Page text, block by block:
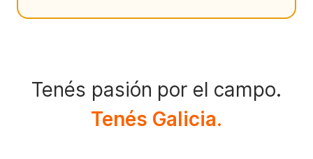
Tenés pasión por el campo.
Tenés Galicia.